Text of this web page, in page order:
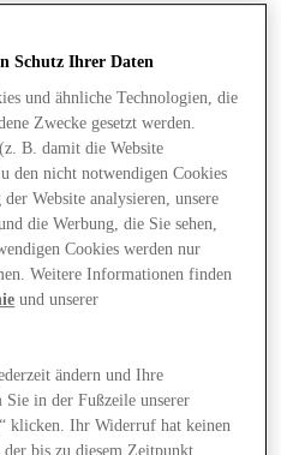
Schutz Ihrer Daten
und ähnliche Technologien, die
Zwecke gesetzt werden.
B. damit die Website
den nicht notwendigen Cookies
Website analysieren, unsere
die Werbung, die Sie sehen,
Cookies werden nur
Weitere Informationen finden
und unserer
ändern und Ihre
in der Fußzeile unserer
klicken. Ihr Widerruf hat keinen
bis zu diesem Zeitpunkt